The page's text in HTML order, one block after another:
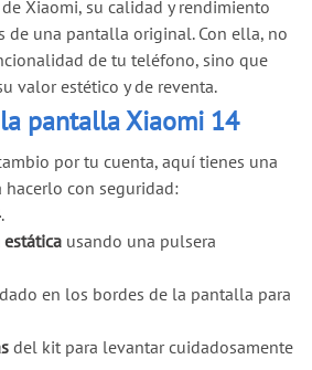
Xiaomi, su calidad y rendimiento
de una pantalla original. Con ella, no
de tu teléfono, sino que
valor estético y de reventa.
pantalla Xiaomi 14
por tu cuenta, aquí tienes una
con seguridad:
.
estática usando una pulsera
en los bordes de la pantalla para
del kit para levantar cuidadosamente